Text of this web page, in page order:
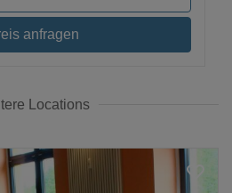
anfragen
Locations